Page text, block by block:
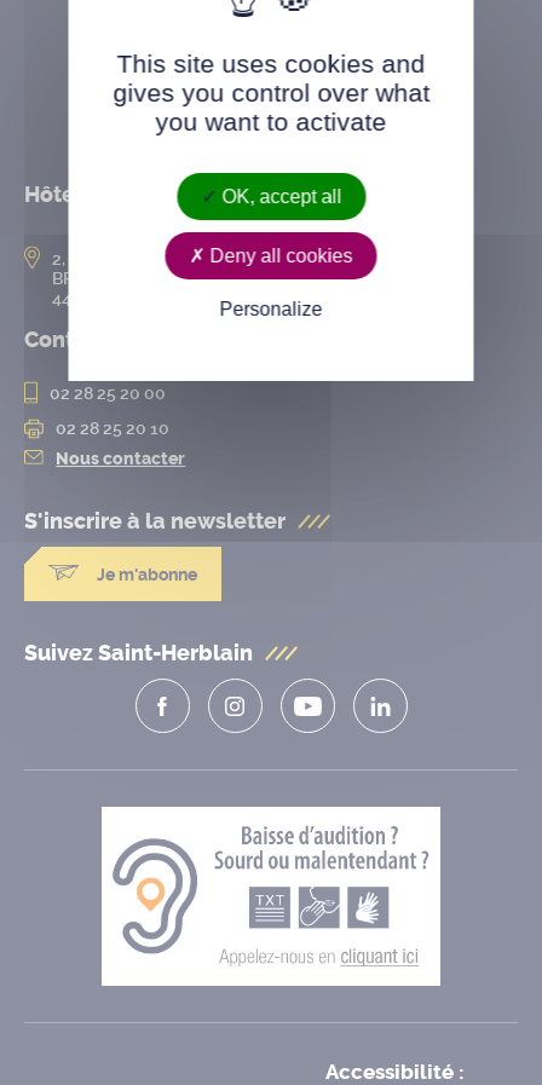
Hôtel de ville
2, rue de l’Hôtel-de-Ville
BP 50167
44802 Saint-Herblain cedex
Contact
02 28 25 20 00
02 28 25 20 10
Nous contacter
S'inscrire à la newsletter
Je m'abonne
Suivez Saint-Herblain
Accessibilité :
This site uses cookies and
gives you control over what
you want to activate
OK, accept all
Deny all cookies
Personalize